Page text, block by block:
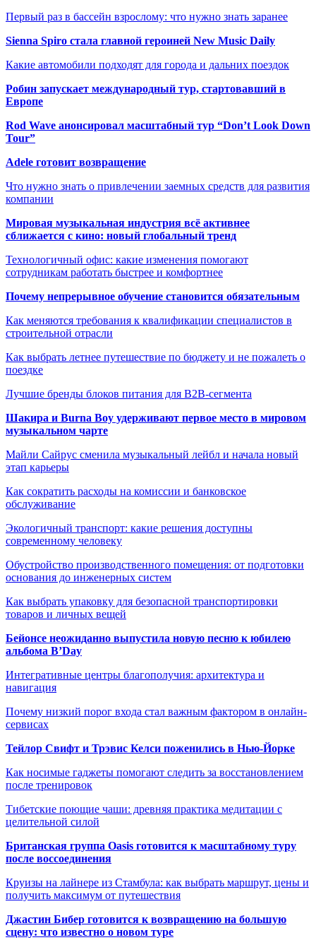
Первый раз в бассейн взрослому: что нужно знать заранее
Sienna Spiro стала главной героиней New Music Daily
Какие автомобили подходят для города и дальних поездок
Робин запускает международный тур, стартовавший в
Европе
Rod Wave анонсировал масштабный тур “Don’t Look Down
Tour”
Adele готовит возвращение
Что нужно знать о привлечении заемных средств для развития
компании
Мировая музыкальная индустрия всё активнее
сближается с кино: новый глобальный тренд
Технологичный офис: какие изменения помогают
сотрудникам работать быстрее и комфортнее
Почему непрерывное обучение становится обязательным
Как меняются требования к квалификации специалистов в
строительной отрасли
Как выбрать летнее путешествие по бюджету и не пожалеть о
поездке
Лучшие бренды блоков питания для B2B-сегмента
Шакира и Burna Boy удерживают первое место в мировом
музыкальном чарте
Майли Сайрус сменила музыкальный лейбл и начала новый
этап карьеры
Как сократить расходы на комиссии и банковское
обслуживание
Экологичный транспорт: какие решения доступны
современному человеку
Обустройство производственного помещения: от подготовки
основания до инженерных систем
Как выбрать упаковку для безопасной транспортировки
товаров и личных вещей
Бейонсе неожиданно выпустила новую песню к юбилею
альбома B’Day
Интегративные центры благополучия: архитектура и
навигация
Почему низкий порог входа стал важным фактором в онлайн-
сервисах
Тейлор Свифт и Трэвис Келси поженились в Нью-Йорке
Как носимые гаджеты помогают следить за восстановлением
после тренировок
Тибетские поющие чаши: древняя практика медитации с
целительной силой
Британская группа Oasis готовится к масштабному туру
после воссоединения
Круизы на лайнере из Стамбула: как выбрать маршрут, цены и
получить максимум от путешествия
Джастин Бибер готовится к возвращению на большую
сцену: что известно о новом туре